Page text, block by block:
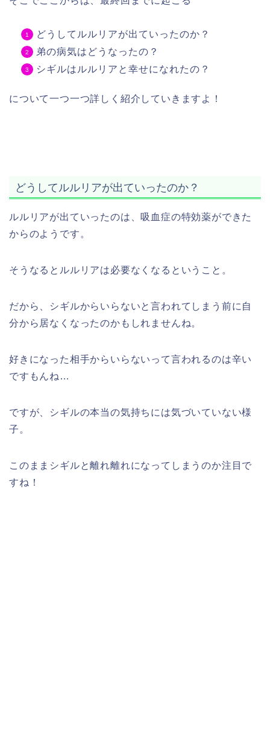
どうしてルルリアが出ていったのか？
弟の病気はどうなったの？
シギルはルルリアと幸せになれたの？
について一つ一つ詳しく紹介していきますよ！
どうしてルルリアが出ていったのか？
ルルリアが出ていったのは、吸血症の特効薬ができた
からのようです。
そうなるとルルリアは必要なくなるということ。
だから、シギルからいらないと言われてしまう前に自
分から居なくなったのかもしれませんね。
好きになった相手からいらないって言われるのは辛い
ですもんね…
ですが、シギルの本当の気持ちには気づいていない様
子。
このままシギルと離れ離れになってしまうのか注目で
すね！